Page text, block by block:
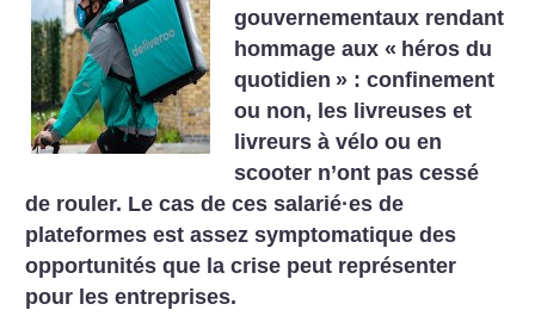
gouvernementaux rendant
hommage aux « héros du
quotidien » : confinement
ou non, les livreuses et
livreurs à vélo ou en
scooter n’ont pas cessé
de rouler. Le cas de ces salarié·es de
plateformes est assez symptomatique des
opportunités que la crise peut représenter
pour les entreprises.